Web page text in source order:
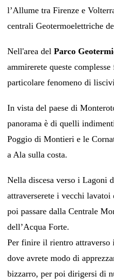
l’Allume tra Firenze e
centrali Geotermoelettriche
Nell'area del Parco
ammirerete queste
particolare fenomeno di
In vista del paese di
panorama è di quelli
Poggio di Montieri e le
a Ala sulla costa.
Nella discesa verso i Lagoni
attraverserete i vecchi
poi passare dalla Centrale
dell’Acqua Forte.
Per finire il rientro
dove avrete modo di
bizzarro, per poi dirigersi di